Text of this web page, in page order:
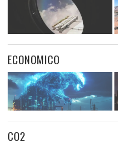
ECONOMICO
CO2